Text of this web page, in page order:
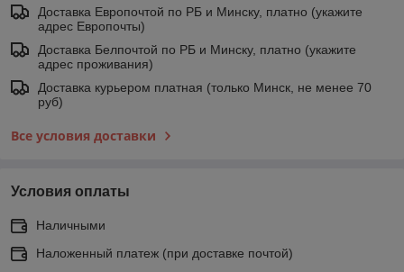
Доставка Европочтой по РБ и Минску, платно (укажите
адрес Европочты)
Доставка Белпочтой по РБ и Минску, платно (укажите
адрес проживания)
Доставка курьером платная (только Минск, не менее 70
руб)
Все условия доставки
Условия оплаты
Наличными
Наложенный платеж (при доставке почтой)